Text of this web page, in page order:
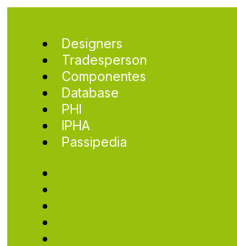
Designers
Tradesperson
Componentes
Database
PHI
IPHA
Passipedia